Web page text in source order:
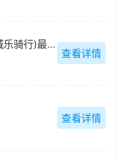
南昌公共自行车客户端(洪城乐骑行)最新版
查看详情
查看详情